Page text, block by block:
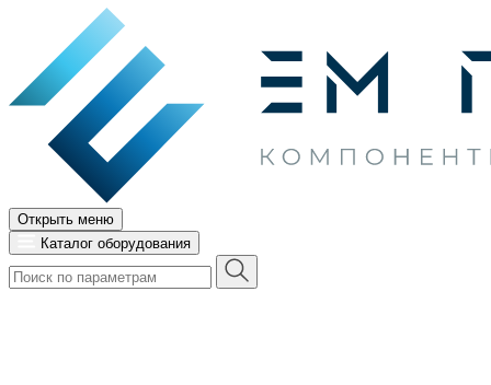
Открыть меню
Каталог оборудования